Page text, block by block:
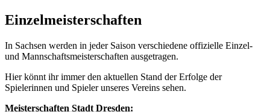
Einzelmeisterschaften
In Sachsen werden in jeder Saison verschiedene offizielle Einzel-
und Mannschaftsmeisterschaften ausgetragen.
Hier könnt ihr immer den aktuellen Stand der Erfolge der
Spielerinnen und Spieler unseres Vereins sehen.
Meisterschaften Stadt Dresden: